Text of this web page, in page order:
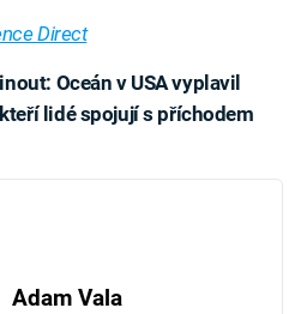
Direct
Oceán v USA vyplavil
lidé spojují s příchodem
Adam Vala